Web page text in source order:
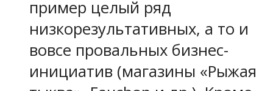
пример целый ряд
низкорезультативных, а то и
вовсе провальных бизнес-
инициатив (магазины «Рыжая